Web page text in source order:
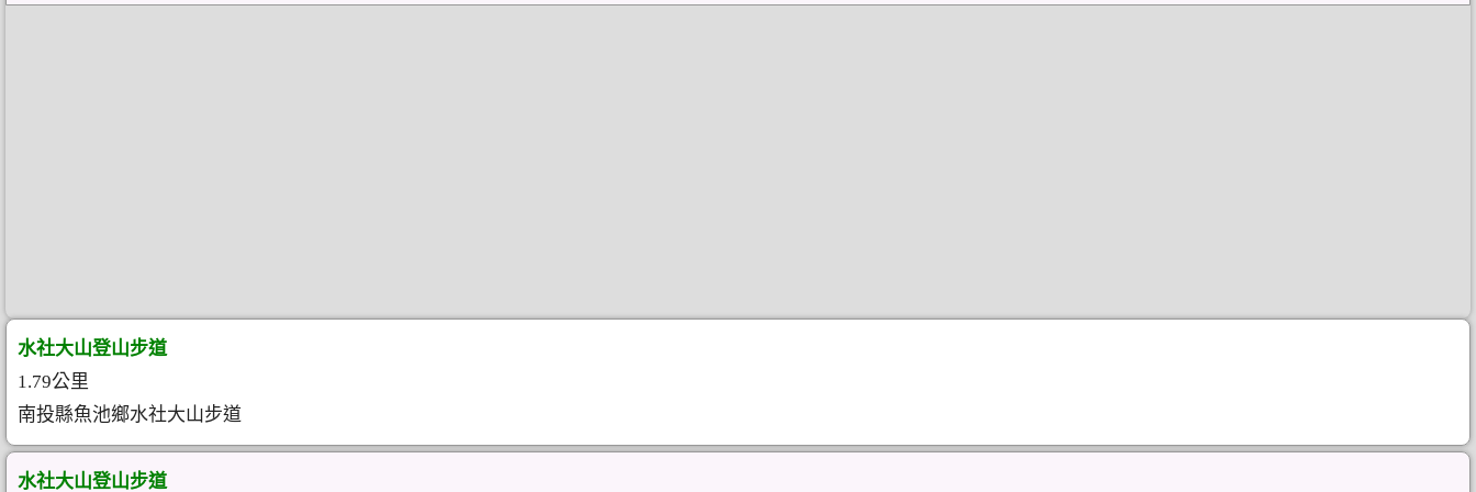
水社大山登山步道
1.79公里
南投縣魚池鄉水社大山步道
水社大山登山步道